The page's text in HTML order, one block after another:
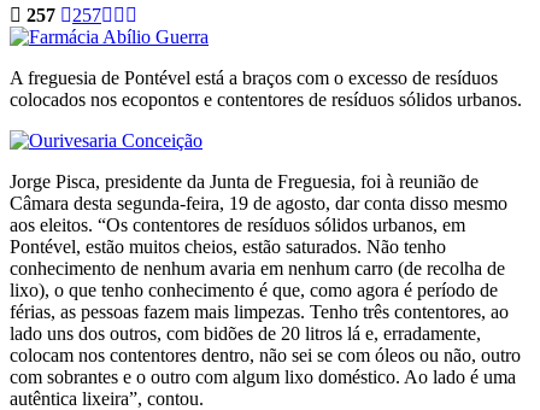
257 257
A freguesia de Pontével está a braços com o excesso de resíduos
colocados nos ecopontos e contentores de resíduos sólidos urbanos.
Jorge Pisca, presidente da Junta de Freguesia, foi à reunião de
Câmara desta segunda-feira, 19 de agosto, dar conta disso mesmo
aos eleitos. “Os contentores de resíduos sólidos urbanos, em
Pontével, estão muitos cheios, estão saturados. Não tenho
conhecimento de nenhum avaria em nenhum carro (de recolha de
lixo), o que tenho conhecimento é que, como agora é período de
férias, as pessoas fazem mais limpezas. Tenho três contentores, ao
lado uns dos outros, com bidões de 20 litros lá e, erradamente,
colocam nos contentores dentro, não sei se com óleos ou não, outro
com sobrantes e o outro com algum lixo doméstico. Ao lado é uma
autêntica lixeira”, contou.